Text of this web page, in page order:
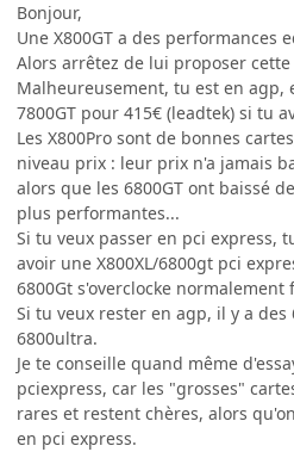
Bonjour,
Une X800GT a des performances
Alors arrêtez de lui proposer cette
Malheureusement, tu est en agp,
7800GT pour 415€ (leadtek) si tu
Les X800Pro sont de bonnes
niveau prix : leur prix n'a jamais
alors que les 6800GT ont baissé
plus performantes...
Si tu veux passer en pci express,
avoir une X800XL/6800gt pci
6800Gt s'overclocke
Si tu veux rester en agp, il y a des
6800ultra.
Je te conseille quand même
pciexpress, car les "grosses"
rares et restent chères, alors
en pci express.